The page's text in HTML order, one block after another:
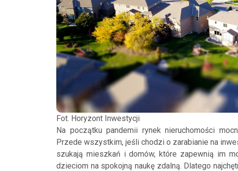
Fot. Horyzont Inwestycji
Na początku pandemii rynek nieruchomości
Przede wszystkim, jeśli chodzi o zarabianie na
szukają mieszkań i domów, które zapewnią im
dzieciom na spokojną naukę zdalną. Dlatego